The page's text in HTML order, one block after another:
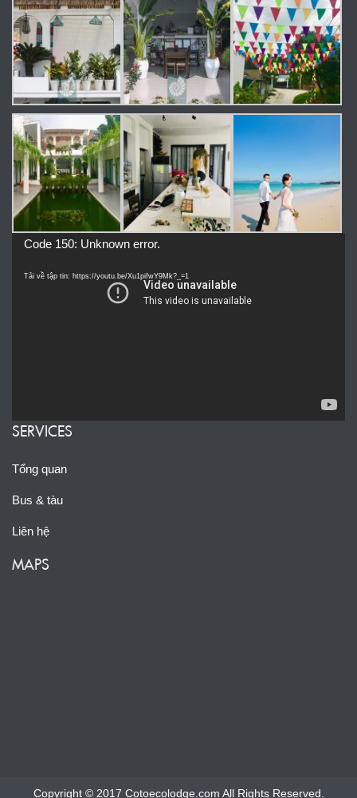
Trình
Video
Code 150: Unknown error.
Tải về tập tin: https://youtu.be/Xu1pifwY9Mk?_=1
SERVICES
Tổng quan
Bus & tàu
Liên hệ
MAPS
Copyright © 2017 Cotoecolodge.com All Rights Reserved.